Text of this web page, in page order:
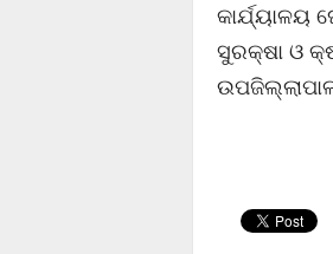
ସୁରକ୍ଷା ଓ